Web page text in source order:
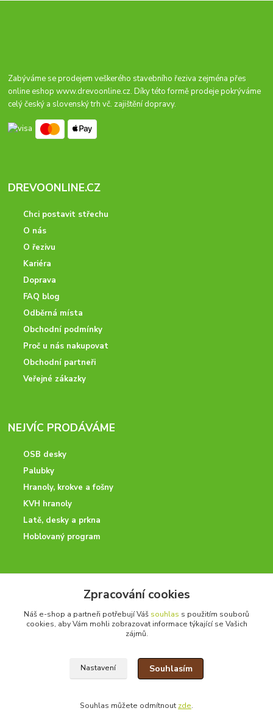
Zabýváme se prodejem veškerého stavebního řeziva zejména přes
online eshopwww.drevoonline.cz. Díky této formě prodeje pokrýváme
celý český a slovenský trh vč. zajištění dopravy.
DREVOONLINE.CZ
Chci postavit střechu
O nás
O řezivu
Kariéra
Doprava
FAQ blog
Odběrná místa
Obchodní podmínky
Proč u nás nakupovat
Obchodní partneři
Veřejné zákazky
NEJVÍC PRODÁVÁME
OSB desky
Palubky
Hranoly, krokve a fošny
KVH hranoly
Latě, desky a prkna
Hoblovaný program
ODBORNÉ PORADENSTVÍ
Potřebujete poradit? Neváhejte nás kontaktovat.
+420 728 600 625
drevoonline.cz a.s. © -Specialisté na dřevo
Zpracování cookies
Náš e-shop a partneři potřebují Váš souhlas s použitím souborů
cookies, aby Vám mohli zobrazovat informace týkající se Vašich
zájmů.
Nastavení Souhlasím
Souhlas můžete odmítnout zde.